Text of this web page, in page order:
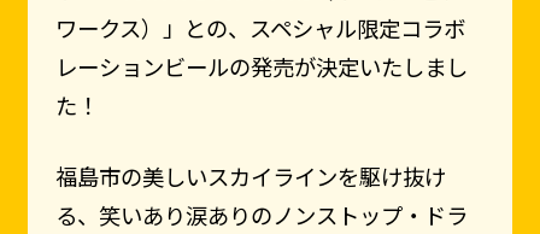
ワークス）」との、スペシャル限定コラボ
レーションビールの発売が決定いたしまし
た！
福島市の美しいスカイラインを駆け抜け
る、笑いあり涙ありのノンストップ・ドラ